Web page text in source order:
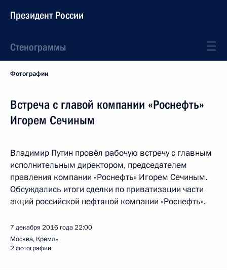
Президент России
Стенограммы
Фотографии
Встреча с главой компании «Роснефть»
Игорем Сечиным
Владимир Путин провёл рабочую встречу с главным
исполнительным директором, председателем
правления компании «Роснефть» Игорем Сечиным.
Обсуждались итоги сделки по приватизации части
акций российской нефтяной компании «Роснефть».
7 декабря 2016 года22:00
Москва, Кремль
2 фотографии